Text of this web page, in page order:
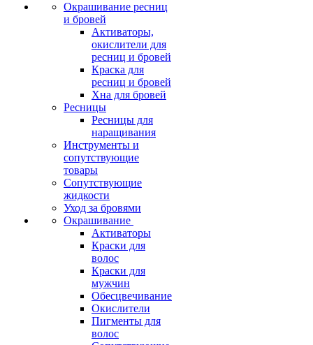
Окрашивание ресниц
и бровей
Активаторы,
окислители для
ресниц и бровей
Краска для
ресниц и бровей
Хна для бровей
Ресницы
Ресницы для
наращивания
Инструменты и
сопутствующие
товары
Сопутствующие
жидкости
Уход за бровями
Окрашивание
Активаторы
Краски для
волос
Краски для
мужчин
Обесцвечивание
Окислители
Пигменты для
волос